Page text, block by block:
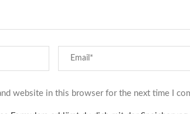
website in this browser for the next time I